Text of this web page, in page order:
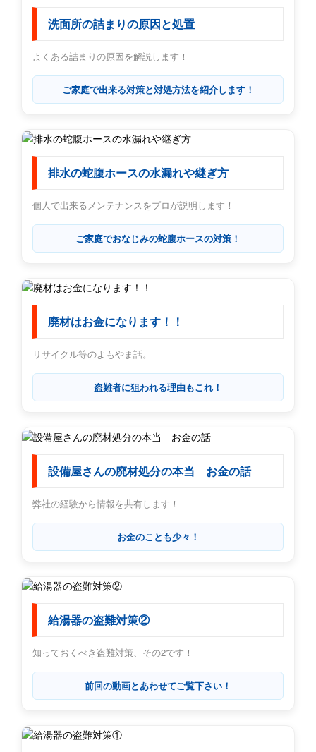
洗面所の詰まりの原因と処置
よくある詰まりの原因を解説します！
ご家庭で出来る対策と対処方法を紹介します！
排水の蛇腹ホースの水漏れや継ぎ方
個人で出来るメンテナンスをプロが説明します！
ご家庭でおなじみの蛇腹ホースの対策！
廃材はお金になります！！
リサイクル等のよもやま話。
盗難者に狙われる理由もこれ！
設備屋さんの廃材処分の本当 お金の話
弊社の経験から情報を共有します！
お金のことも少々！
給湯器の盗難対策②
知っておくべき盗難対策、その2です！
前回の動画とあわせてご覧下さい！